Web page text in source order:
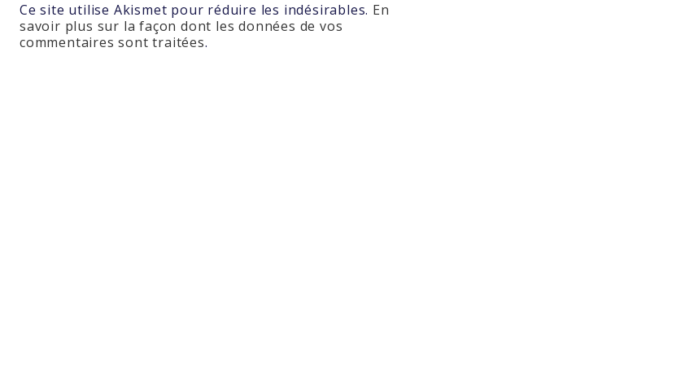
Ce site utilise Akismet pour réduire les indésirables. En
savoir plus sur la façon dont les données de vos
commentaires sont traitées.